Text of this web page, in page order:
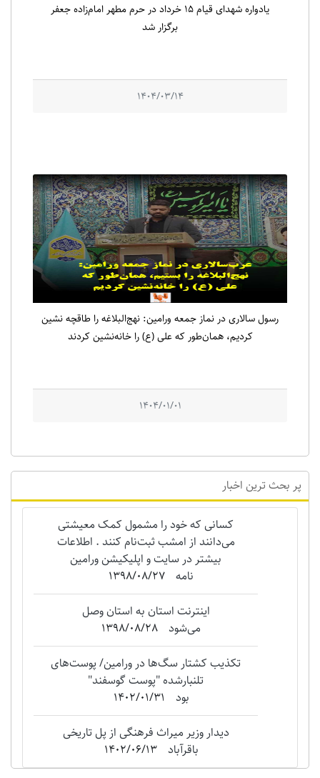
یادواره شهدای قیام ۱۵ خرداد در حرم مطهر امام‌زاده جعفر
برگزار شد
1404/03/14
رسول سالاری در نماز جمعه ورامین: نهج‌البلاغه را طاقچه نشین
کردیم، همان‌طور که علی (ع) را خانه‌نشین کردند
1404/01/01
پر بحث ترین اخبار
کسانی که خود را مشمول کمک معیشتی
می‌دانند از امشب ثبت‌نام کنند . اطلاعات
بیشتر در سایت و اپلیکیشن ورامین
نامه 1398/08/27
اینترنت استان به استان وصل
می‌شود
1398/08/28
تکذیب کشتار سگ‌ها در ورامین/ پوست‌های
تلنبارشده "‌پوست گوسفند"
بود
1402/01/31
دیدار وزیر میراث فرهنگی از پل تاریخی
باقرآباد
1402/06/13